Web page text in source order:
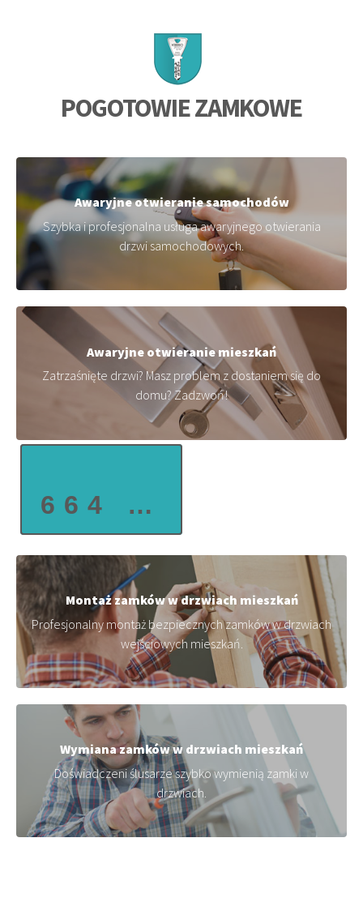
POGOTOWIE ZAMKOWE
Awaryjne otwieranie samochodów
Szybka i profesjonalna usługa awaryjnego otwierania
drzwi samochodowych.
Awaryjne otwieranie mieszkań
Zatrzaśnięte drzwi? Masz problem z dostaniem się do
domu? Zadzwoń!
664 662 001
Montaż zamków w drzwiach mieszkań
Profesjonalny montaż bezpiecznych zamków w drzwiach
wejściowych mieszkań.
Wymiana zamków w drzwiach mieszkań
Doświadczeni ślusarze szybko wymienią zamki w
drzwiach.